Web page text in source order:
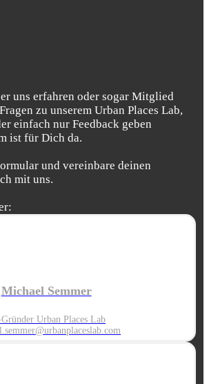
uns erfahren oder sogar Mitglied
zu unserem Urban Places Lab,
einfach nur Feedback geben
ist für Dich da.
und vereinbare deinen
mit uns.
Michael Semmer
Urban Places Lab